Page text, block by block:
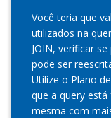
Você teria que
utilizados na
JOIN, verificar
pode ser
Utilize o Plano
que a query
mesma com